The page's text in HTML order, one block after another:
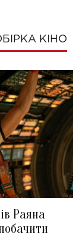
КІНО
Раяна